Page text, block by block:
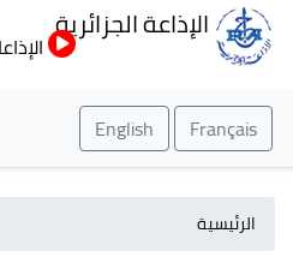
إلى
الإذاعة الجزائرية
الإذاعات
Français
English
الرئيسية